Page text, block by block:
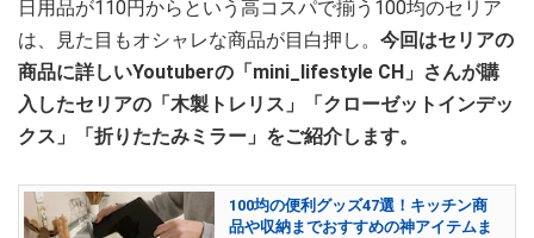
日用品が110円からという高コスパで揃う100均のセリア
は、見た目もオシャレな商品が目白押し。 今回はセリアの
商品に詳しいYoutuberの「mini_lifestyle CH」さんが購
入したセリアの「木製トレリス」「クローゼットインデッ
クス」「折りたたみミラー」をご紹介します。
100均の便利グッズ47選！キッチン商
品や収納までおすすめの神アイテムま